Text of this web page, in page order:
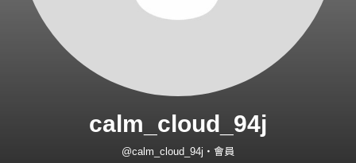
calm_cloud_94j
@calm_cloud_94j・會員